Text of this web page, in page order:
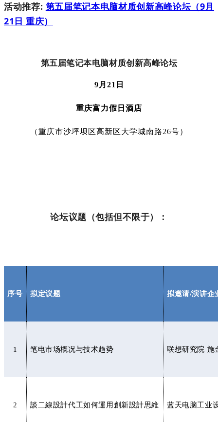
活动推荐: 第五届笔记本电脑材质创新高峰论坛（9月
21日 重庆）
第五届笔记本电脑材质创新高峰论坛
9月21日
重庆富力假日酒店
（重庆市沙坪坝区高新区大学城南路26号）
论坛议题（包括但不限于）：
序号 拟定议题 拟邀请/演讲企
1 笔电市场概况与技术趋势 联想研究院 施
2 談二線設計代工如何運用創新設計思維 蓝天电脑工业